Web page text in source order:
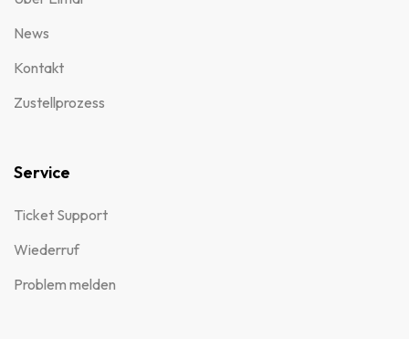
News
Kontakt
Zustellprozess
Service
Ticket Support
Wiederruf
Problem melden